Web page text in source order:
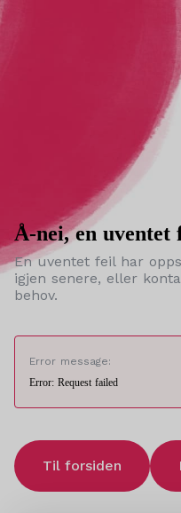
Å-nei, en uventet
En uventet feil har
igjen senere, eller
behov.
Error message:
Error: Request failed
Til forsiden